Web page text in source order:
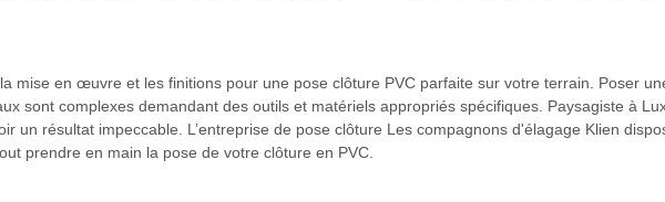
mise en œuvre et les finitions pour une pose clôture PVC parfaite sur votre terrain. Poser
sont complexes demandant des outils et matériels appropriés spécifiques. Paysagiste à
un résultat impeccable. L’entreprise de pose clôture Les compagnons d'élagage Klien
prendre en main la pose de votre clôture en PVC.